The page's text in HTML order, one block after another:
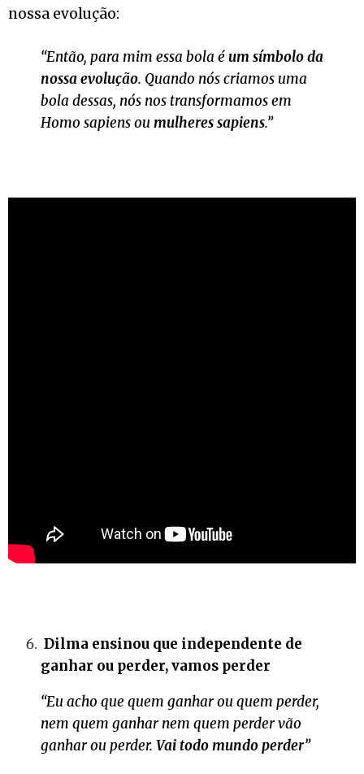
nossa evolução:
“Então, para mim essa bola éum símbolo da
nossa evolução. Quando nós criamos uma
bola dessas, nós nos transformamos em
Homo sapiens oumulheres sapiens.”
Dilma ensinou que independente de
ganhar ou perder, vamos perder
“Eu acho que quem ganhar ou quem perder,
nem quem ganhar nem quem perder vão
ganhar ou perder. Vai todo mundo perder”